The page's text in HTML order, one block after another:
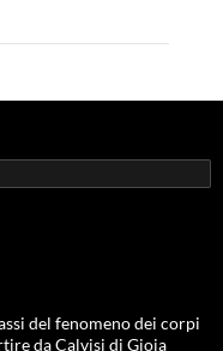
del fenomeno dei corpi
da Calvisi di Gioia